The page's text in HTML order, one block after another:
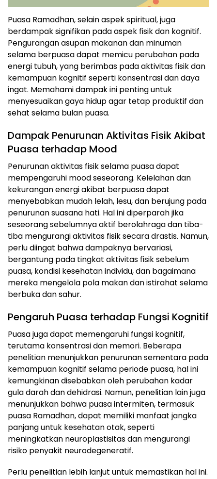
Puasa Ramadhan, selain aspek spiritual, juga
berdampak signifikan pada aspek fisik dan kognitif.
Pengurangan asupan makanan dan minuman
selama berpuasa dapat memicu perubahan pada
energi tubuh, yang berimbas pada aktivitas fisik dan
kemampuan kognitif seperti konsentrasi dan daya
ingat. Memahami dampak ini penting untuk
menyesuaikan gaya hidup agar tetap produktif dan
sehat selama bulan puasa.
Dampak Penurunan Aktivitas Fisik Akibat
Puasa terhadap Mood
Penurunan aktivitas fisik selama puasa dapat
mempengaruhi mood seseorang. Kelelahan dan
kekurangan energi akibat berpuasa dapat
menyebabkan mudah lelah, lesu, dan berujung pada
penurunan suasana hati. Hal ini diperparah jika
seseorang sebelumnya aktif berolahraga dan tiba-
tiba mengurangi aktivitas fisik secara drastis. Namun,
perlu diingat bahwa dampaknya bervariasi,
bergantung pada tingkat aktivitas fisik sebelum
puasa, kondisi kesehatan individu, dan bagaimana
mereka mengelola pola makan dan istirahat selama
berbuka dan sahur.
Pengaruh Puasa terhadap Fungsi Kognitif
Puasa juga dapat memengaruhi fungsi kognitif,
terutama konsentrasi dan memori. Beberapa
penelitian menunjukkan penurunan sementara pada
kemampuan kognitif selama periode puasa, hal ini
kemungkinan disebabkan oleh perubahan kadar
gula darah dan dehidrasi. Namun, penelitian lain juga
menunjukkan bahwa puasa intermiten, termasuk
puasa Ramadhan, dapat memiliki manfaat jangka
panjang untuk kesehatan otak, seperti
meningkatkan neuroplastisitas dan mengurangi
risiko penyakit neurodegeneratif.
Perlu penelitian lebih lanjut untuk memastikan hal ini.